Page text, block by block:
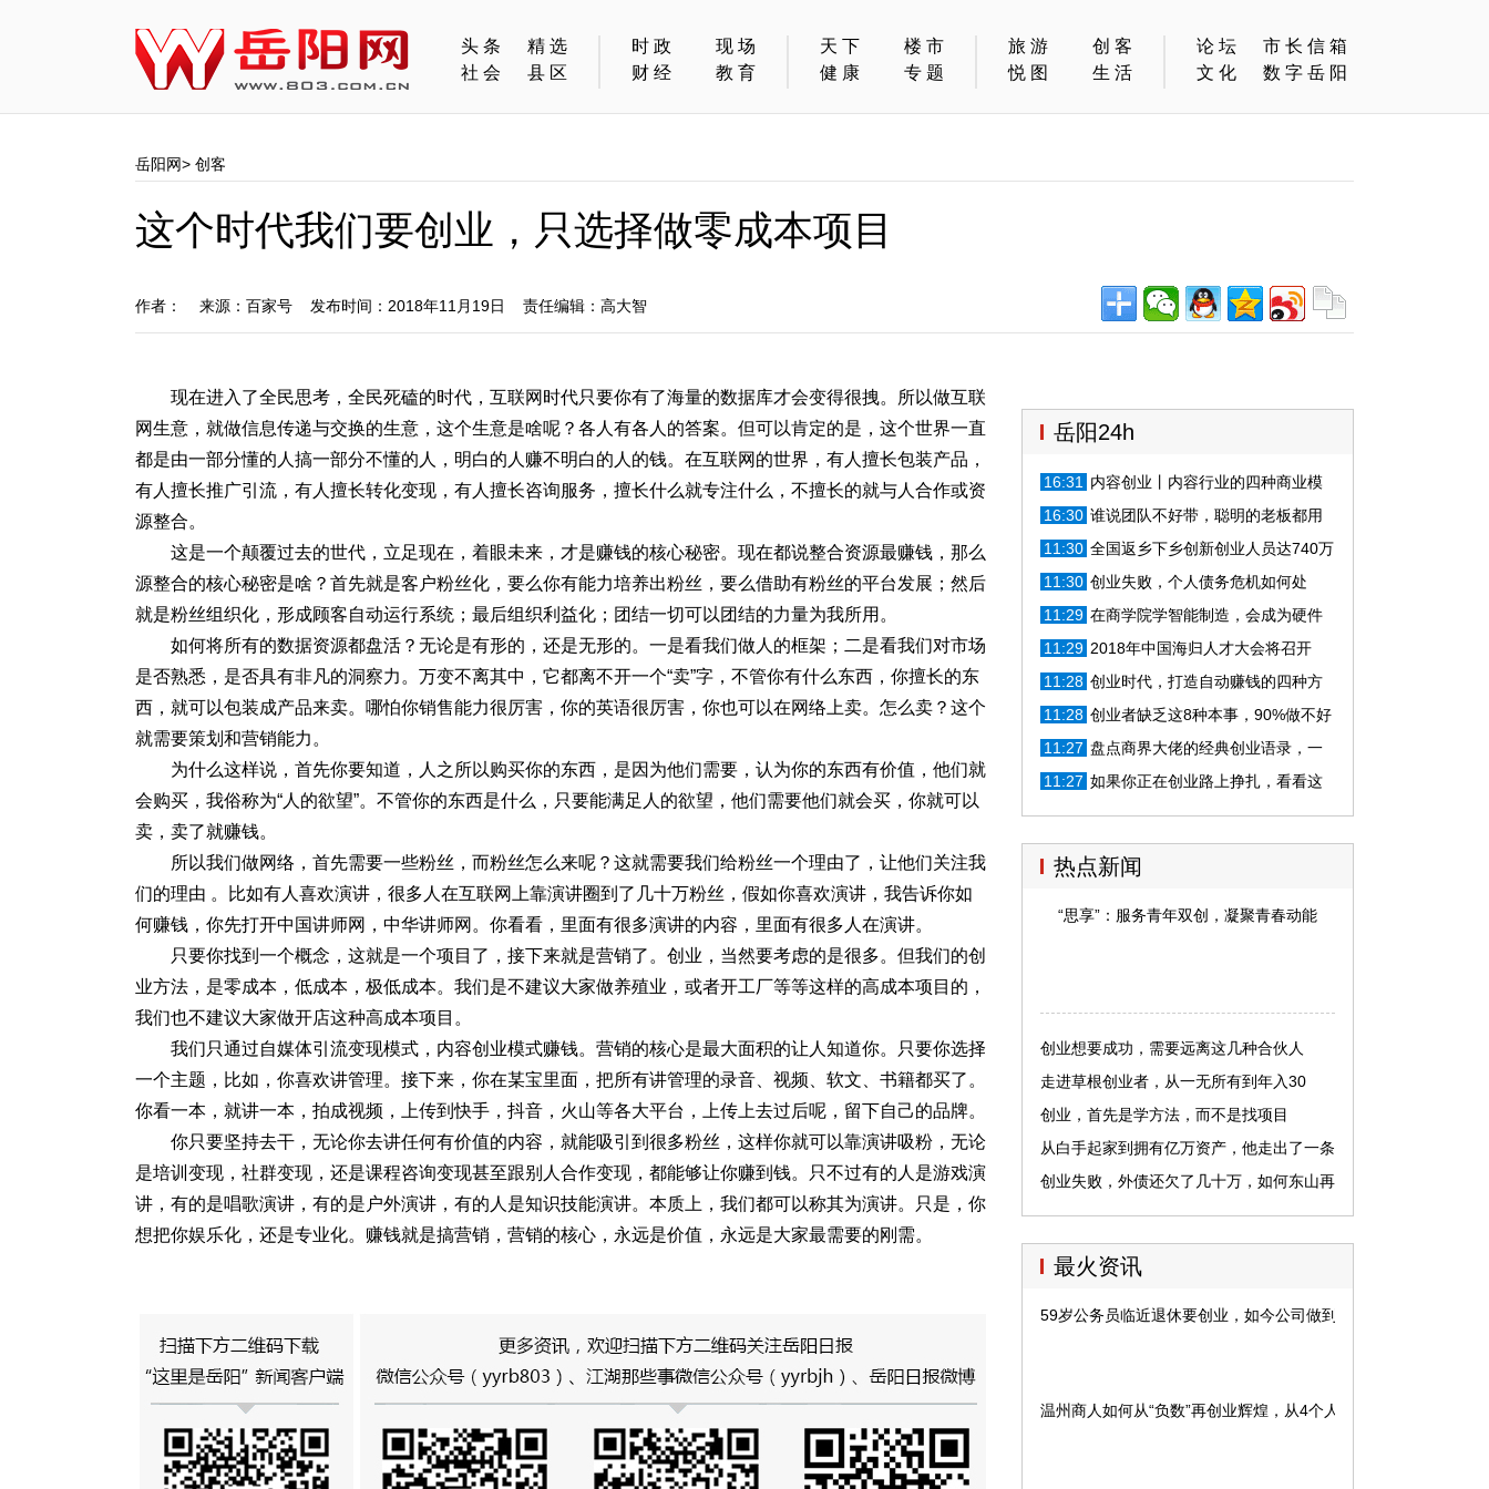
头条
精选
社会
县区
时政
现场
财经
教育
天下
楼市
健康
专题
旅游
创客
悦图
生活
论坛
市长信箱
文化
数字岳阳
岳阳网> 创客
这个时代我们要创业，只选择做零成本项目
作者： 来源：百家号 发布时间：2018年11月19日 责任编辑：高大智
现在进入了全民思考，全民死磕的时代，互联网时代只要你有了海量的数据库才会变得很拽。所以做互联
网生意，就做信息传递与交换的生意，这个生意是啥呢？各人有各人的答案。但可以肯定的是，这个世界一直
都是由一部分懂的人搞一部分不懂的人，明白的人赚不明白的人的钱。在互联网的世界，有人擅长包装产品，
有人擅长推广引流，有人擅长转化变现，有人擅长咨询服务，擅长什么就专注什么，不擅长的就与人合作或资
源整合。
这是一个颠覆过去的世代，立足现在，着眼未来，才是赚钱的核心秘密。现在都说整合资源最赚钱，那么
源整合的核心秘密是啥？首先就是客户粉丝化，要么你有能力培养出粉丝，要么借助有粉丝的平台发展；然后
就是粉丝组织化，形成顾客自动运行系统；最后组织利益化；团结一切可以团结的力量为我所用。
如何将所有的数据资源都盘活？无论是有形的，还是无形的。一是看我们做人的框架；二是看我们对市场
是否熟悉，是否具有非凡的洞察力。万变不离其中，它都离不开一个“卖”字，不管你有什么东西，你擅长的东
西，就可以包装成产品来卖。哪怕你销售能力很厉害，你的英语很厉害，你也可以在网络上卖。怎么卖？这个
就需要策划和营销能力。
为什么这样说，首先你要知道，人之所以购买你的东西，是因为他们需要，认为你的东西有价值，他们就
会购买，我俗称为“人的欲望”。不管你的东西是什么，只要能满足人的欲望，他们需要他们就会买，你就可以
卖，卖了就赚钱。
所以我们做网络，首先需要一些粉丝，而粉丝怎么来呢？这就需要我们给粉丝一个理由了，让他们关注我
们的理由 。比如有人喜欢演讲，很多人在互联网上靠演讲圈到了几十万粉丝，假如你喜欢演讲，我告诉你如
何赚钱，你先打开中国讲师网，中华讲师网。你看看，里面有很多演讲的内容，里面有很多人在演讲。
只要你找到一个概念，这就是一个项目了，接下来就是营销了。创业，当然要考虑的是很多。但我们的创
业方法，是零成本，低成本，极低成本。我们是不建议大家做养殖业，或者开工厂等等这样的高成本项目的，
我们也不建议大家做开店这种高成本项目。
我们只通过自媒体引流变现模式，内容创业模式赚钱。营销的核心是最大面积的让人知道你。只要你选择
一个主题，比如，你喜欢讲管理。接下来，你在某宝里面，把所有讲管理的录音、视频、软文、书籍都买了。
你看一本，就讲一本，拍成视频，上传到快手，抖音，火山等各大平台，上传上去过后呢，留下自己的品牌。
你只要坚持去干，无论你去讲任何有价值的内容，就能吸引到很多粉丝，这样你就可以靠演讲吸粉，无论
是培训变现，社群变现，还是课程咨询变现甚至跟别人合作变现，都能够让你赚到钱。只不过有的人是游戏演
讲，有的是唱歌演讲，有的是户外演讲，有的人是知识技能演讲。本质上，我们都可以称其为演讲。只是，你
想把你娱乐化，还是专业化。赚钱就是搞营销，营销的核心，永远是价值，永远是大家最需要的刚需。
岳阳24h
16:31
内容创业丨内容行业的四种商业模
式
16:30 谁说团队不好带，聪明的老板都用
这三招，员工一个比一个拼命
11:30 全国返乡下乡创新创业人员达740万
农村正成为创业创新乐土
11:30 创业失败，个人债务危机如何处
理？四点建议
11:29 在商学院学智能制造，会成为硬件
创业的新趋势吗？
11:29 2018年中国海归人才大会将召开
11:28 创业时代，打造自动赚钱的四种方
式
11:28 创业者缺乏这8种本事，90%做不好
老板
11:27 盘点商界大佬的经典创业语录，一
句话让你受用一生！
11:27 如果你正在创业路上挣扎，看看这
些话，也许能赶走你的困惑！
热点新闻
“思享”：服务青年双创，凝聚青春动能
创业想要成功，需要远离这几种合伙人
走进草根创业者，从一无所有到年入30
亿，他是如何做到的？
创业，首先是学方法，而不是找项目
从白手起家到拥有亿万资产，他走出了一条
与众不同的成功创业之路
创业失败，外债还欠了几十万，如何东山再
起呢？
最火资讯
59岁公务员临近退休要创业，如今公司做到行业第一，网友：服
温州商人如何从“负数”再创业辉煌，从4个人的作坊到年产值4亿